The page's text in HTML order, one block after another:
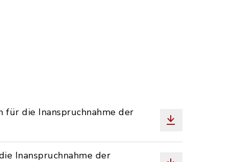
die Inanspruchnahme der
Inanspruchnahme der